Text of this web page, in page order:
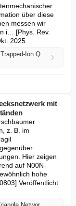
über diese
messen wir
i… [Phys. Rev.
2025
Measuring Full Counting Statistics in a Trapped-Ion Quantum Simulator
mit
z. B. im
Hier zeigen
auf N00N-
hohe
Veröffentlicht